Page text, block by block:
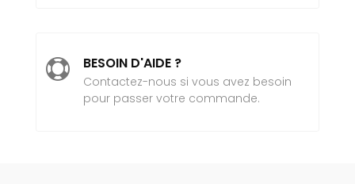
 BESOIN D'AIDE ?
Contactez-nous si vous avez besoin
pour passer votre commande.